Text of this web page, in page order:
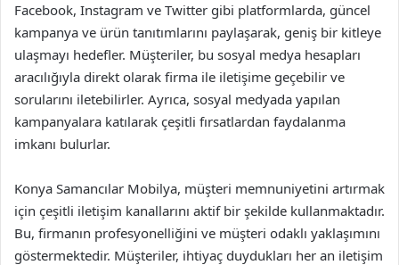
Facebook, Instagram ve Twitter gibi platformlarda, güncel
kampanya ve ürün tanıtımlarını paylaşarak, geniş bir kitleye
ulaşmayı hedefler. Müşteriler, bu sosyal medya hesapları
aracılığıyla direkt olarak firma ile iletişime geçebilir ve
sorularını iletebilirler. Ayrıca, sosyal medyada yapılan
kampanyalara katılarak çeşitli fırsatlardan faydalanma
imkanı bulurlar.
Konya Samancılar Mobilya, müşteri memnuniyetini artırmak
için çeşitli iletişim kanallarını aktif bir şekilde kullanmaktadır.
Bu, firmanın profesyonelliğini ve müşteri odaklı yaklaşımını
göstermektedir. Müşteriler, ihtiyaç duydukları her an iletişim